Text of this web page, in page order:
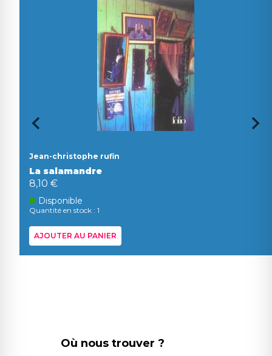
Jean-christophe rufin
La salamandre
8,10 €
Disponible
Quantité en stock : 1
AJOUTER AU PANIER
Où nous trouver ?